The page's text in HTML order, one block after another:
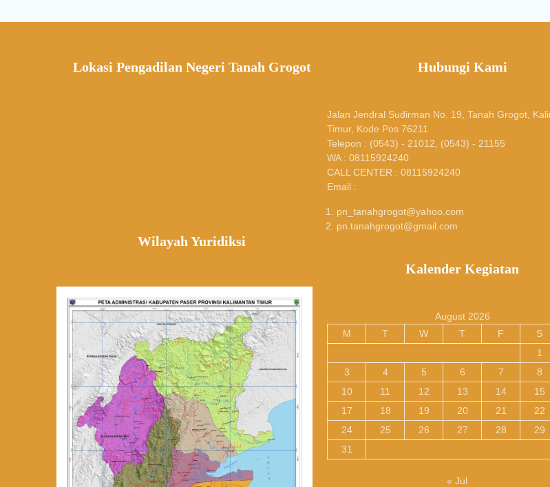
Lokasi Pengadilan Negeri Tanah Grogot
Wilayah Yuridiksi
Hubungi Kami
Jalan Jendral Sudirman No. 19, Tanah Grogot,
Timur, Kode Pos 76211
Telepon : (0543) - 21012, (0543) - 21155
WA : 08115924240
CALL CENTER : 08115924240
Email :
pn_tanahgrogot@yahoo.com
pn.tanahgrogot@gmail.com
Kalender Kegiatan
August 2026
M
T W T F S
1
3
4 5 6 7 8
10
11 12 13 14 15
17
18 19 20 21 22
24
25 26 27 28 29
31
« Jul